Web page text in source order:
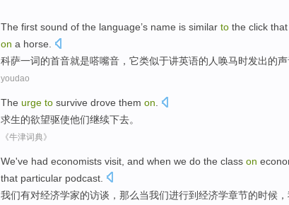
The first sound of the language’s name is similar to the click
on a horse.
科萨一词的首音就是嗒嘴音，它类似于讲英语的 人唤马时发出的声
youdao
The urge to survive drove them on
求生的欲望驱使他们继续下去。
《牛津词典》
We've had economists visit and when we do the class on
that particular podcast
我们有对经济学家的访谈 ， 那么当我们进行到经济学章节的时候，